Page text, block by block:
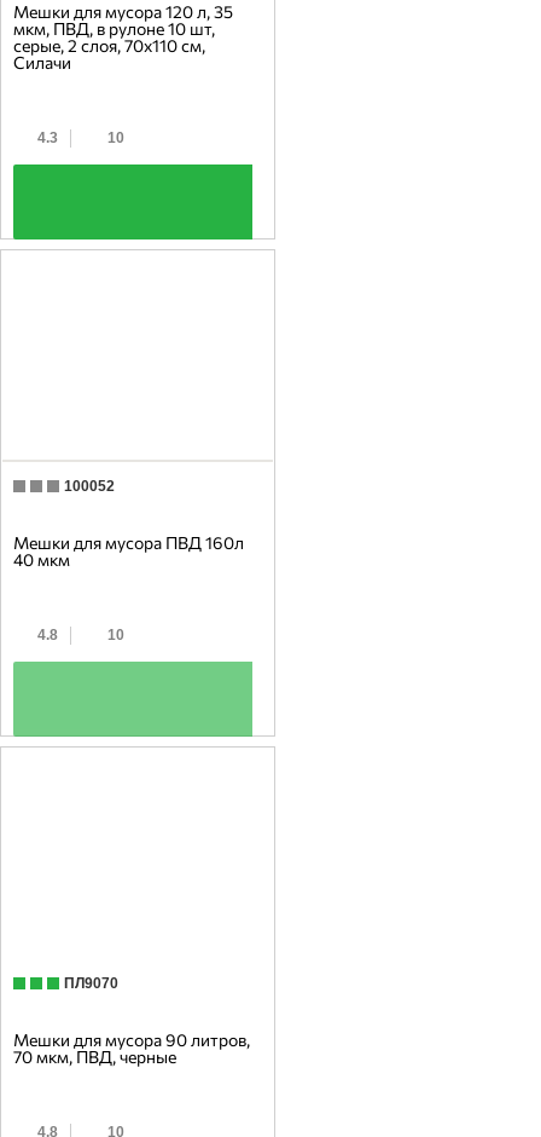
Мешки для мусора 120 л, 35
мкм, ПВД, в рулоне 10 шт,
серые, 2 слоя, 70х110 см,
Силачи
4.3 10
100052
Мешки для мусора ПВД 160л
40 мкм
4.8 10
ПЛ9070
Мешки для мусора 90 литров,
70 мкм, ПВД, черные
4.8 10